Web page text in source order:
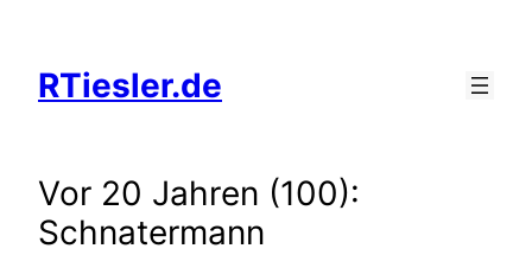
springen
RTiesler.de
Vor 20 Jahren (100):
Schnatermann